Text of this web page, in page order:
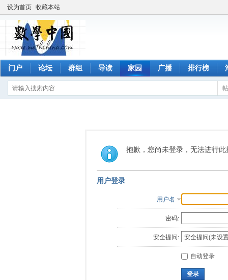
设为首页 收藏本站
门户 论坛 群组 导读 家园 广播 排行榜
抱歉，您尚未登录，无法进行此
用户登录
用户名
密码:
安全提问:
自动登录
登录